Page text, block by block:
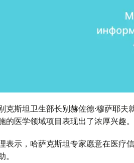
克斯坦卫生部长别赫佐德·穆萨耶
的医学领域项目表现出了浓厚兴趣。
表示，哈萨克斯坦专家愿意在医疗
。